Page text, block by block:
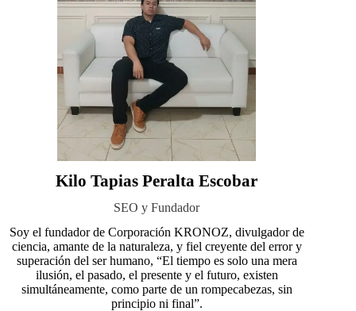
Kilo Tapias Peralta Escobar
SEO y Fundador
Soy el fundador de Corporación KRONOZ, divulgador de
ciencia, amante de la naturaleza, y fiel creyente del error y
superación del ser humano, “El tiempo es solo una mera
ilusión, el pasado, el presente y el futuro, existen
simultáneamente, como parte de un rompecabezas, sin
principio ni final”.